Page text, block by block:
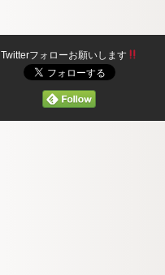
Twitterフォローお願いします